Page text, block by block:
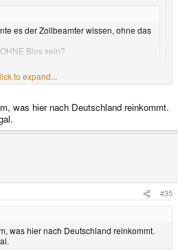
es der Zollbeamter wissen, ohne das
Bios sein?
to expand...
regelmäßig Listen mit Geräten, bei
Beanstandung hat.
Dingoo da wohl mal gemeldet.
ständig das Gefühl, dass keien
durchsetzt, anscheinend dtauen sie
Verbots-Aktionen wegen der ganzen
hab ich jedenfalls wenig gehört. Da
gemessen?
to expand...
was hier nach Deutschland reinkommt.
#35
was hier nach Deutschland reinkommt.